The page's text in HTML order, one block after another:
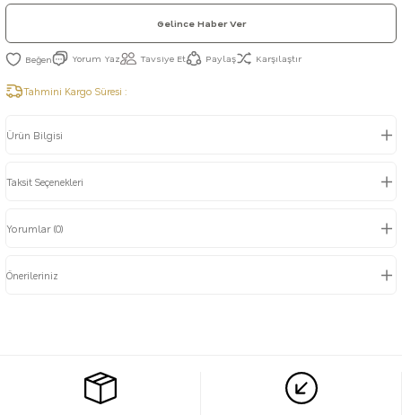
Gelince Haber Ver
Yorum Yaz Tavsiye Et Paylaş Karşılaştır
Tahmini Kargo Süresi :
Ürün Bilgisi
Taksit Seçenekleri
Yorumlar (0)
Önerileriniz